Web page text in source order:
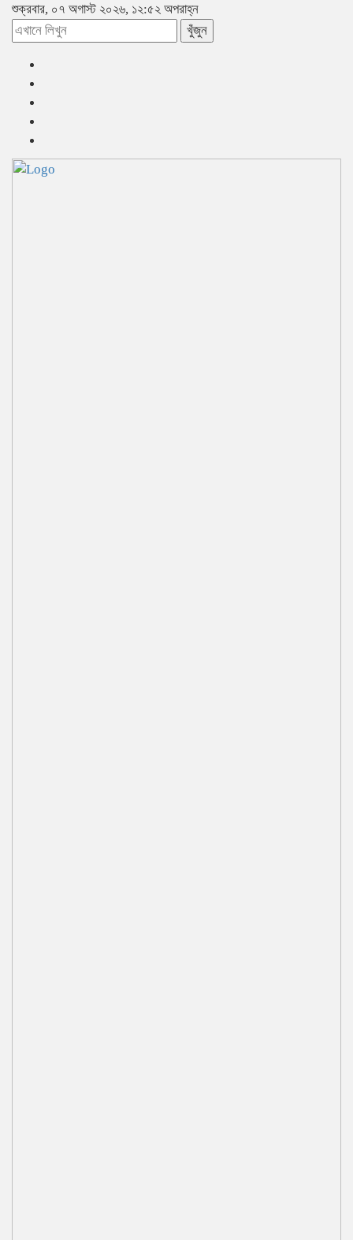
শুক্রবার, ০৭ অগাস্ট ২০২৬, ১২:৫২ অপরাহ্ন
খুঁজুন